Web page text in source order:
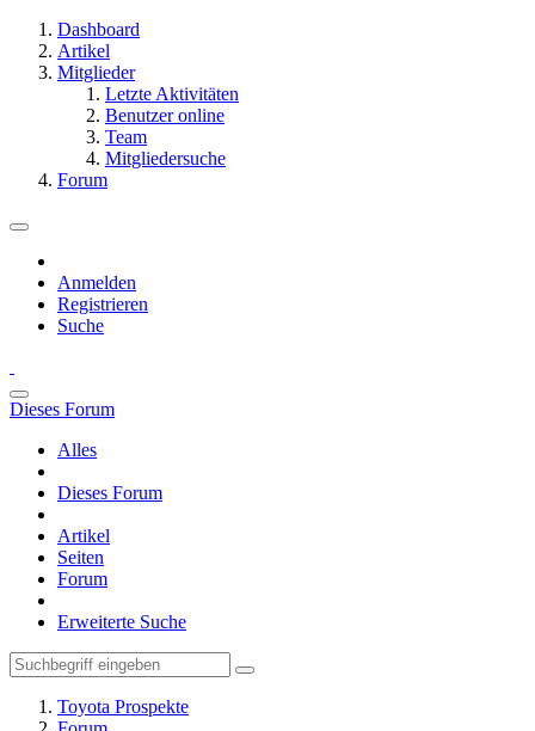
Dashboard
Artikel
Mitglieder
Letzte Aktivitäten
Benutzer online
Team
Mitgliedersuche
Forum
Anmelden
Registrieren
Suche
Dieses Forum
Alles
Dieses Forum
Artikel
Seiten
Forum
Erweiterte Suche
Toyota Prospekte